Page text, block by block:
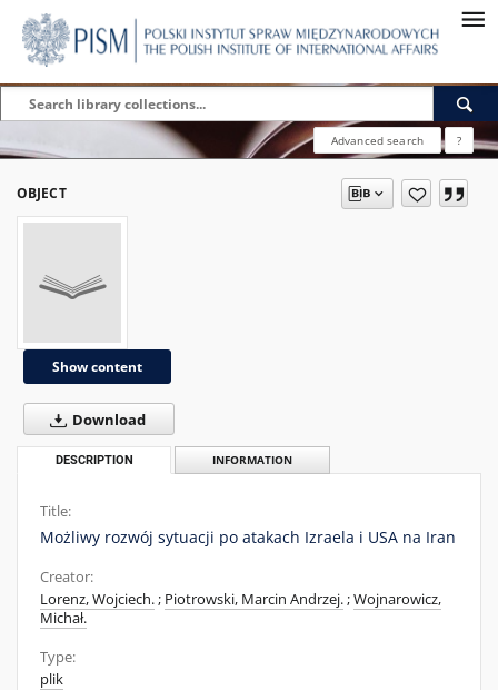
Advanced search ?
OBJECT
Show content
Download
DESCRIPTION INFORMATION
Title:
Możliwy rozwój sytuacji po atakach Izraela i USA na Iran
Creator:
Lorenz, Wojciech.; Piotrowski, Marcin Andrzej.;Wojnarowicz,
Michał.
Type:
plik